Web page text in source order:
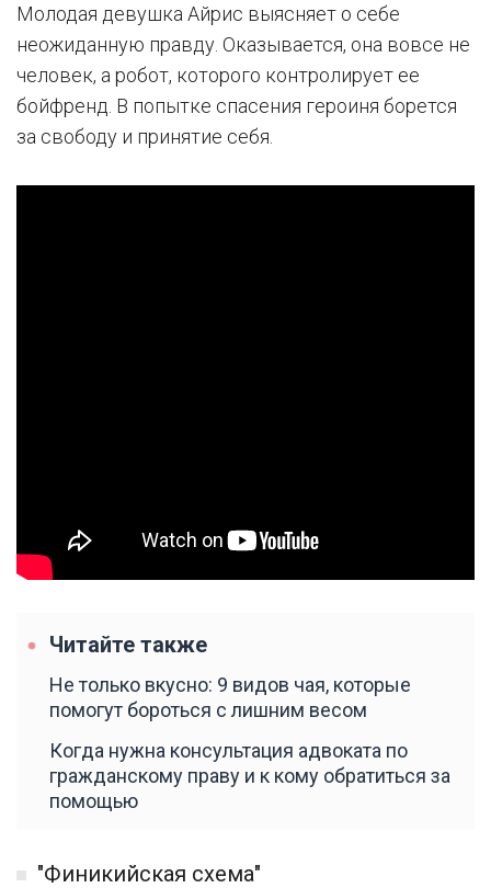
Молодая девушка Айрис выясняет о себе
неожиданную правду. Оказывается, она вовсе не
человек, а робот, которого контролирует ее
бойфренд. В попытке спасения героиня борется
за свободу и принятие себя.
Читайте также
Не только вкусно: 9 видов чая, которые
помогут бороться с лишним весом
Когда нужна консультация адвоката по
гражданскому праву и к кому обратиться за
помощью
"Финикийская схема"